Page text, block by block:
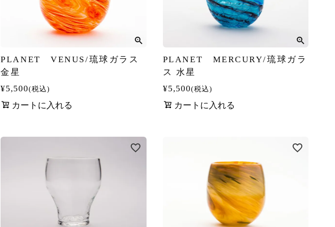
PLANET VENUS/琉球ガラス
金星
¥5,500 税込
カートに入れる
PLANET MERCURY/琉球ガラ
ス 水星
¥5,500 税込
カートに入れる